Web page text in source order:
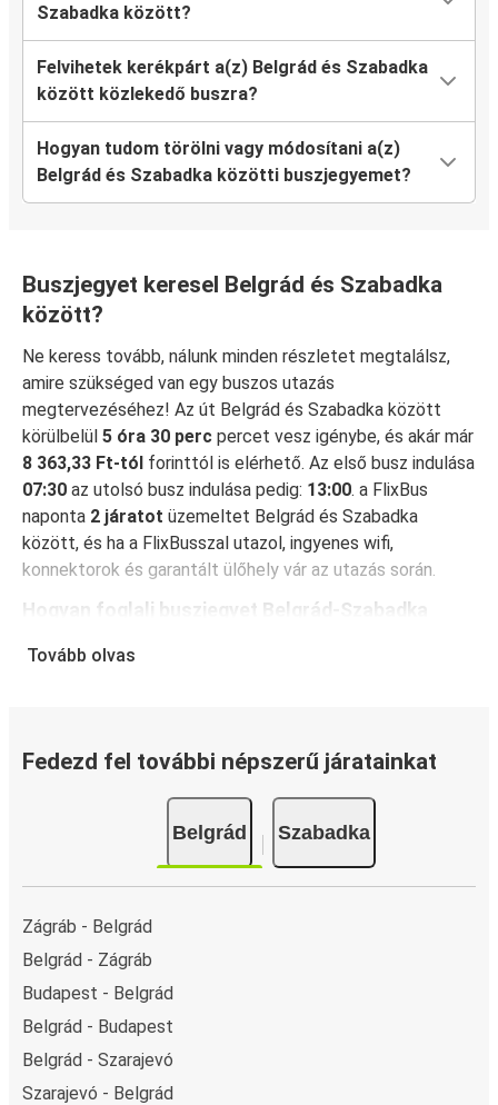
Szabadka között?
Felvihetek kerékpárt a(z) Belgrád és Szabadka
között közlekedő buszra?
Hogyan tudom törölni vagy módosítani a(z)
Belgrád és Szabadka közötti buszjegyemet?
Buszjegyet keresel Belgrád és Szabadka
között?
Ne keress tovább, nálunk minden részletet megtalálsz,
amire szükséged van egy buszos utazás
megtervezéséhez! Az út Belgrád és Szabadka között
körülbelül 5 óra 30 perc percet vesz igénybe, és akár már
8 363,33 Ft-tól forinttól is elérhető. Az első busz indulása
07:30 az utolsó busz indulása pedig: 13:00. a FlixBus
naponta 2 járatot üzemeltet Belgrád és Szabadka
között, és ha a FlixBusszal utazol, ingyenes wifi,
konnektorok és garantált ülőhely vár az utazás során.
Hogyan foglalj buszjegyet Belgrád-Szabadka
Belgrád és Szabadka között, különböző biztonságos
lehetőség van, hogy a fedélzeten vagy egy értékesítési
ponton készpénzzel fizess.
Tovább olvas
Fedezd fel további népszerű járatainkat
Belgrád Szabadka
Zágráb - Belgrád
Belgrád - Zágráb
Budapest - Belgrád
Belgrád - Budapest
Belgrád - Szarajevó
Szarajevó - Belgrád